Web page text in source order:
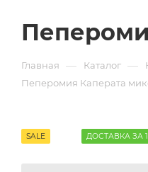
Главная — Каталог —
Пеперомия Каперата
SALE ДОСТАВКА ЗА